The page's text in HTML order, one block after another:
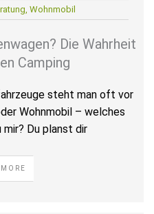
Wohnmobil
Die Wahrheit
Camping
steht man oft vor
Wohnmobil – welches
mir? Du planst dir